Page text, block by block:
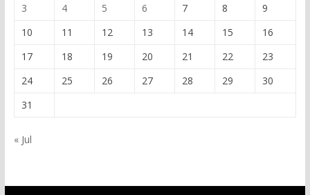
3
4 5 6 7 8
9
10
11 12 13 14 15
16
17
18 19 20 21 22
23
24
25 26 27 28 29
30
31
« Jul